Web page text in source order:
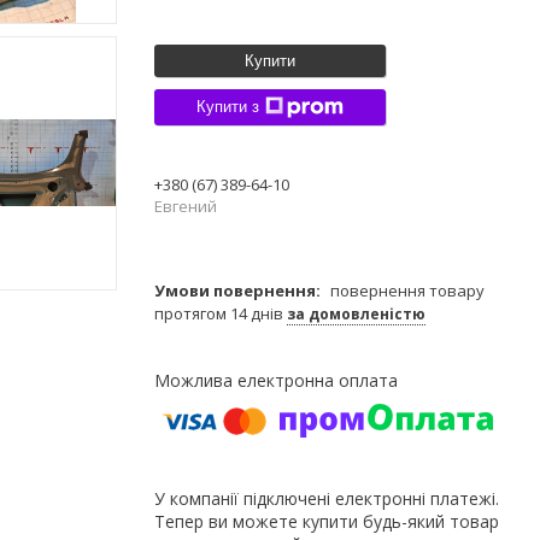
Купити
Купити з
+380 (67) 389-64-10
Евгений
повернення товару
протягом 14 днів за домовленістю
У компанії підключені електронні платежі.
Тепер ви можете купити будь-який товар